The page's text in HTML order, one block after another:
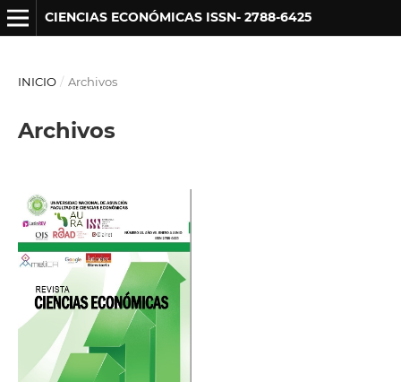
CIENCIAS ECONÓMICAS ISSN- 2788-6425
INICIO / Archivos
Archivos